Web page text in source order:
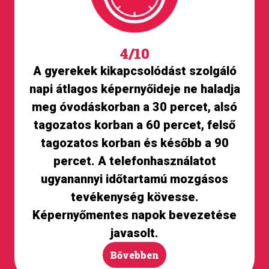
4/10
A gyerekek kikapcsolódást szolgáló
napi átlagos képernyőideje ne haladja
meg óvodáskorban a 30 percet, alsó
tagozatos korban a 60 percet, felső
tagozatos korban és később a 90
percet. A telefonhasználatot
ugyanannyi időtartamú mozgásos
tevékenység kövesse.
Képernyőmentes napok bevezetése
javasolt.
Bővebben
A digitális programok és tartalmak sajátos
jellemzői közé tartozik, hogy ún. addikciós
használati szokások kialakulásának rizikója. A
digitális eszközök által okozott függőség az
egyéb szerek és viselkedéses addikciók
tüneteihez hasonlóak. A kialakult függőség
nehezen módosítható; fontos ezért kiemelt
hangsúlyt helyezni a megelőzésre. Ennek egyik
fontos eleme a gyerekek képernyőidejének
korlátozása, és a szabadidő tartalmas, aktív
eltöltésének elősegítése. A szórakozás a
mozgással, érzelmi fejlesztéssel és neveléssel
együtt a való világban történjen meg
Vissza